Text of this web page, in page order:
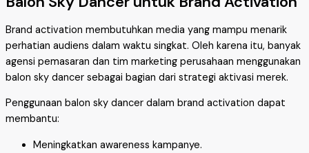
Brand activation membutuhkan media yang mampu menarik
perhatian audiens dalam waktu singkat. Oleh karena itu, banyak
agensi pemasaran dan tim marketing perusahaan menggunakan
balon sky dancer sebagai bagian dari strategi aktivasi merek.
Penggunaan balon sky dancer dalam brand activation dapat
membantu:
Meningkatkan awareness kampanye.